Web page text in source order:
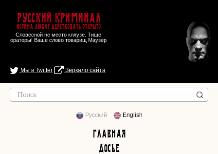
Русский Криминал
Истина любит действовать открыто
Словесной не место кляузе. Тише
ораторы! Ваше слово товарищ Маузер
Мы в Twitter Зеркало сайта
Русский English
Главная
Досье